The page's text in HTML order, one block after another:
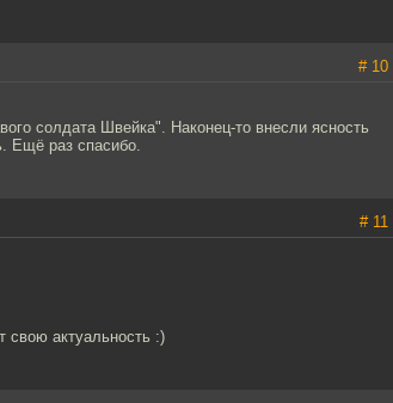
# 10
солдата Швейка". Наконец-то внесли ясность
Ещё раз спасибо.
# 11
свою актуальность :)